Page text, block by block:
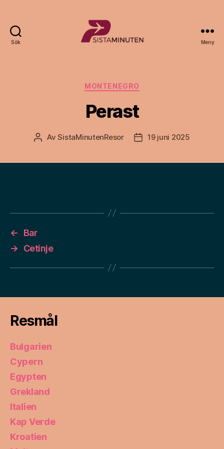
Sök Meny
Kategorier
MONTENEGRO
Perast
Inläggsförfattare
AvSistaMinutenResor Inläggsdatum
19 juni 2025
←
Bar
→
Cetinje
Resmål
Bulgarien
Cypern
Egypten
Grekland
Italien
Kap Verde
Kroatien